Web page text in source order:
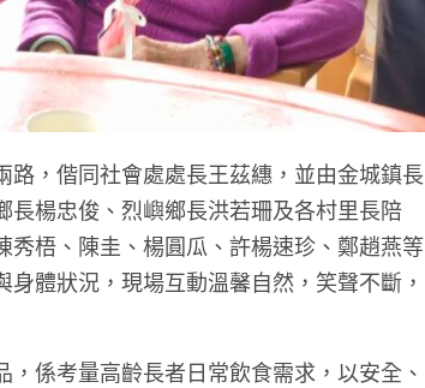
，偕同社會處處長王茲繐，並由金城鎮長
楊忠俊、烈嶼鄉長洪若珊及各村里長陪
梧、陳圭、楊圓瓜、許楊速珍、鄭趙燕等
體狀況，現場互動溫馨自然，笑聲不斷，
係考量高齡長者日常飲食需求，以安全、